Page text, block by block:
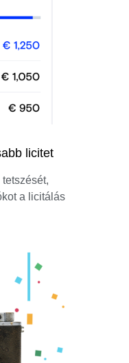
licitet
a licitálás